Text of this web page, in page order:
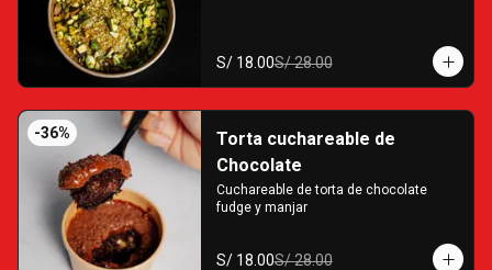
S/ 18.00S/ 28.00
-36%
Torta cuchareable de
Chocolate
Cuchareable de torta de chocolate
fudge y manjar
S/ 18.00S/ 28.00